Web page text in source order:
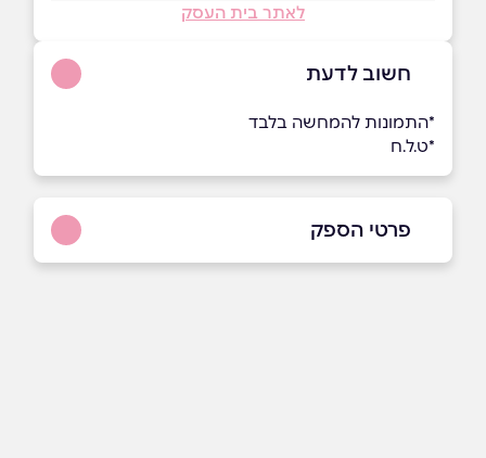
לאתר בית העסק
חשוב לדעת
*התמונות להמחשה בלבד
*ט.ל.ח
פרטי הספק